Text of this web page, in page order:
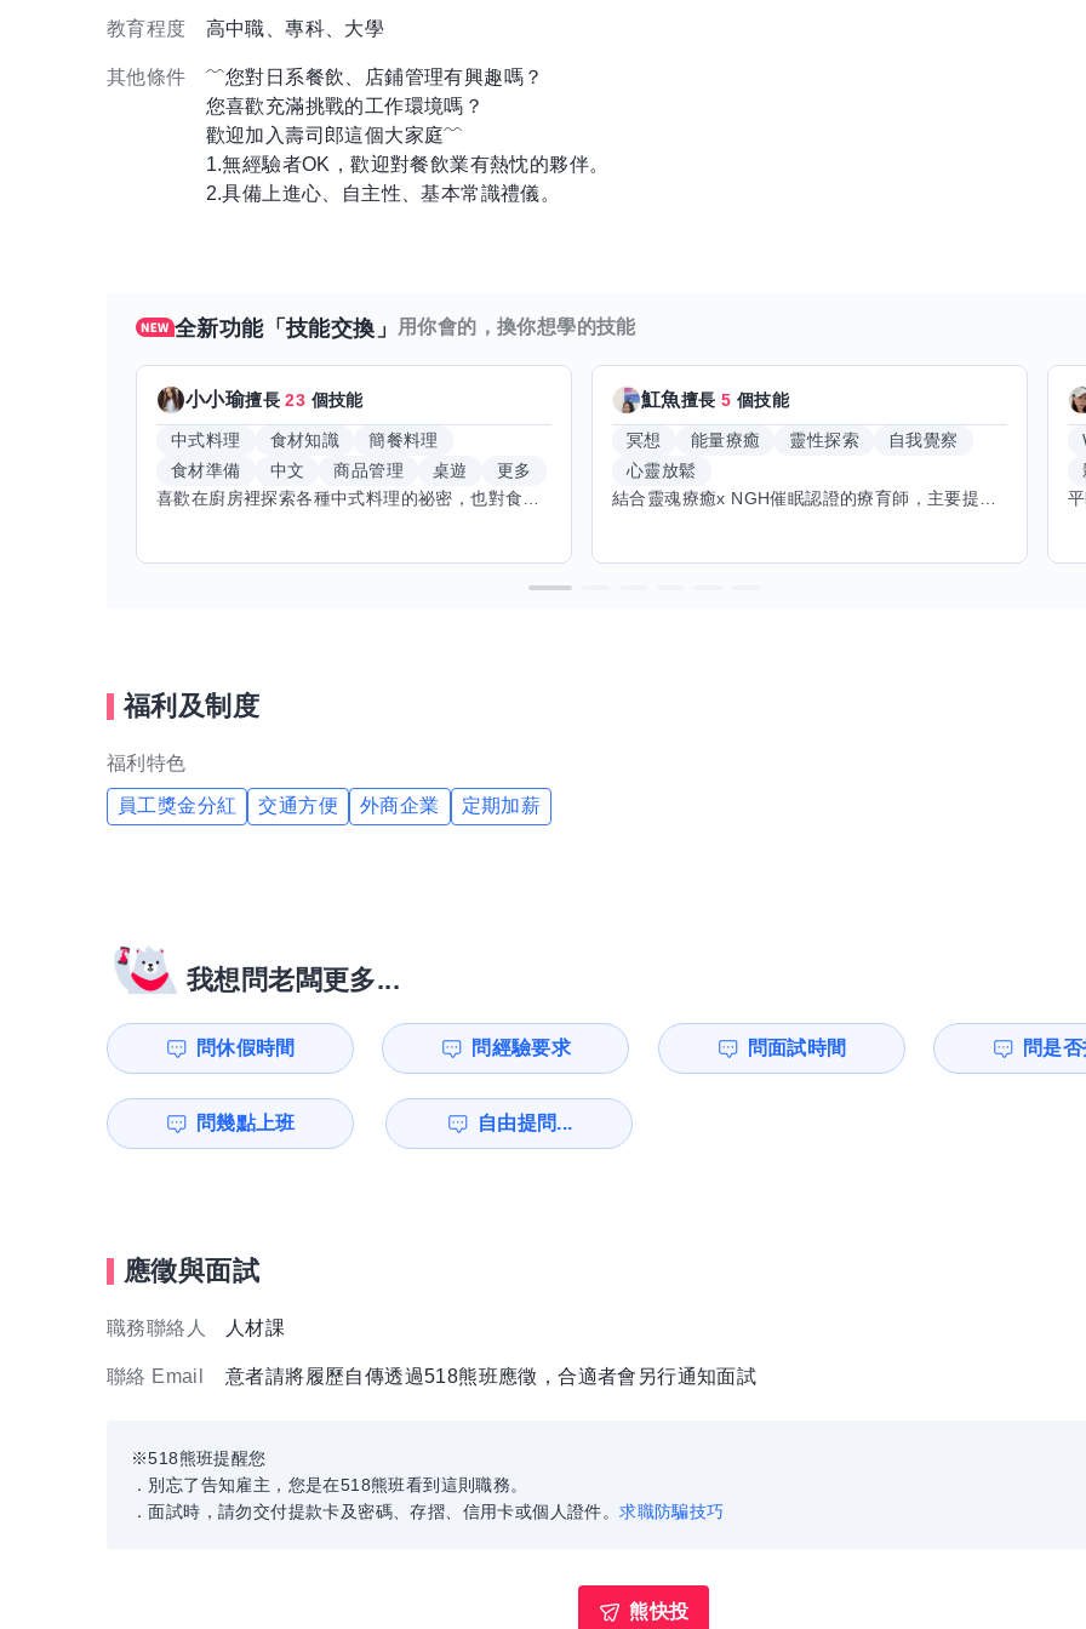
教育程度 高中職、專科、大學
其他條件
﹌您對日系餐飲、店鋪管理有興趣嗎？
您喜歡充滿挑戰的工作環境嗎？
歡迎加入壽司郎這個大家庭﹌
1.無經驗者OK，歡迎對餐飲業有熱忱的夥伴。
2.具備上進心、自主性、基本常識禮儀。
全新功能「技能交換」 用你會的，換你想學的技能
小小瑜擅長23 個技能
中式料理 食材知識
簡餐料理
食材準備
中文 商品管理 桌遊
更多
喜歡在廚房裡探索各種中式料理的祕密，也對食材的挑選和搭配充滿熱情。平常生活裡，簡餐料理是我的拿手好戲，讓人輕鬆又滿足。最近開始對手繪、攝影和影片剪輯有濃厚興趣，想找伙伴一起學習交換技能，互相激盪創意！希望能和你一起開心成長，分享不只是技術，更是快樂和靈感的碰撞。
魟魚擅長5 個技能
冥想 能量療癒 靈性探索
自我覺察
心靈放鬆
結合靈魂療癒x NGH催眠認證的療育師，主要提供潛意識探索和靈魂導向的催眠療育。你會全程100%清醒跟我對話。
福利及制度
福利特色
員工獎金分紅 交通方便 外商企業 定期加薪
我想問老闆更多...
問休假時間 問經驗要求 問面試時間 問是
問幾點上班 自由提問...
應徵與面試
職務聯絡人 人材課
聯絡 Email 意者請將履歷自傳透過518熊班應徵，合適者會另行通知面試
※518熊班提醒您
．別忘了告知雇主，您是在518熊班看到這則職務。
．面試時，請勿交付提款卡及密碼、存摺、信用卡或個人證件。求職防騙技巧
熊快投